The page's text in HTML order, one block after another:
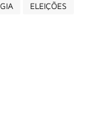
ELEIÇÕES